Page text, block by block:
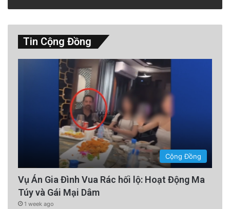
Tin Cộng Đồng
Cộng Đồng
Vụ Án Gia Đình Vua Rác hối lộ: Hoạt Động Ma
Túy và Gái Mại Dâm
1 week ago